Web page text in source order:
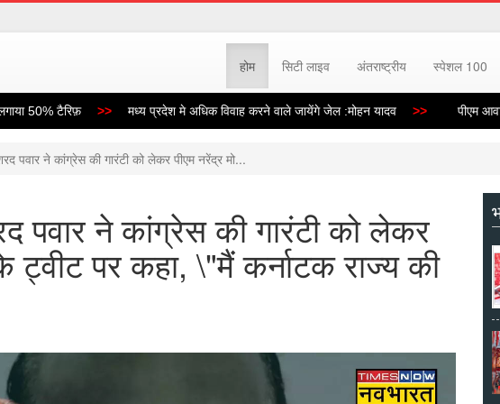
होम सिटी लाइव अंतराष्ट्रीय स्पेशल 100
50% टैरिफ़ मध्य प्रदेश मे अधिक विवाह करने वाले जायेंगे जेल :मोहन यादव पीएम आवास
पवार ने कांग्रेस की गारंटी को लेकर पीएम नरेंद्र मो...
पवार ने कांग्रेस की गारंटी को लेकर
ट्वीट पर कहा, \"मैं कर्नाटक राज्य की